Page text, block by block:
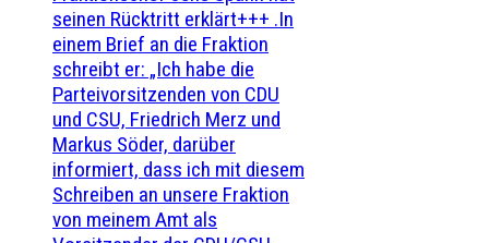
seinen Rücktritt erklärt+++ .In
einem Brief an die Fraktion
schreibt er: „Ich habe die
Parteivorsitzenden von CDU
und CSU, Friedrich Merz und
Markus Söder, darüber
informiert, dass ich mit diesem
Schreiben an unsere Fraktion
von meinem Amt als